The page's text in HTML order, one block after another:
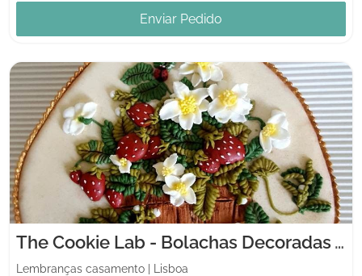
Enviar Pedido
The Cookie Lab - Bolachas Decoradas Artesanais
Lembranças casamento Lisboa